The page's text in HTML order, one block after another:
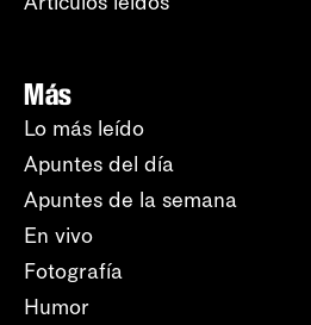
Más
Lo más leído
Apuntes del día
Apuntes de la semana
En vivo
Fotografía
Humor